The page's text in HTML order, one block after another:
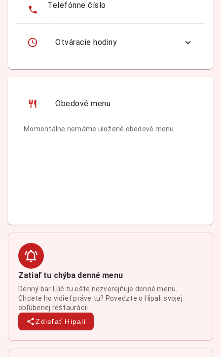
Telefónne číslo
—
Otváracie hodiny
Obedové menu
Momentálne nemáme uložené obedové menu.
Zatiaľ tu chýba denné menu
Denný bar Lúč tu ešte nezverejňuje denné menu.
Chcete ho vidieť práve tu? Povedzte o Hipali svojej
obľúbenej reštaurácii.
Zdieľať Hipali